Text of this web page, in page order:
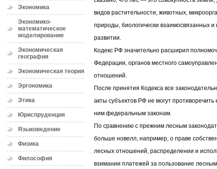
Экономика
Экономико-
математическое
моделирование
Экономическая
география
Экономическая теория
Эргономика
Этика
Юриспруденция
Языковедение
Физика
Философия
видов растительности, животных,
природы, биологически взаимосвязанных
развитии.
Кодекс РФ значительно расширил
Федерации, органов местного
отношений.
После принятия Кодекса все
акты субъектов РФ не могут
ним федеральным законам.
По сравнению с прежним лесным
больше новелл, например, о праве
лесных отношений, распределении и
взимании платежей за пользование